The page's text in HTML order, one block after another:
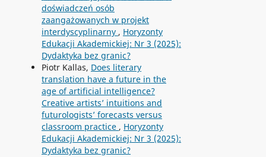
doświadczeń osób
zaangażowanych w projekt
interdyscyplinarny , Horyzonty
Edukacji Akademickiej: Nr 3 (2025):
Dydaktyka bez granic?
Piotr Kallas, Does literary
translation have a future in the
age of artificial intelligence?
Creative artists’ intuitions and
futurologists’ forecasts versus
classroom practice , Horyzonty
Edukacji Akademickiej: Nr 3 (2025):
Dydaktyka bez granic?